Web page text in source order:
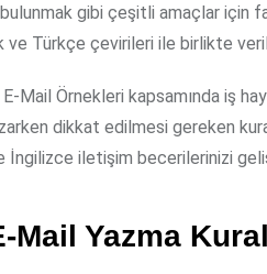
gibi çeşitli amaçlar için
ve Türkçe çevirileri ile birlikte
Mail Örnekleri kapsamında iş
dikkat edilmesi gereken
iletişim becerilerinizi
Mail Yazma